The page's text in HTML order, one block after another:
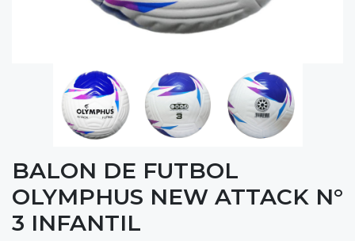
BALON DE FUTBOL
OLYMPHUS NEW ATTACK N°
3 INFANTIL